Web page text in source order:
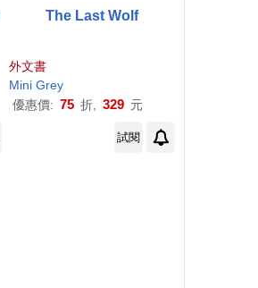
The Last Wolf
外文書
Mini Grey
優惠價: 75 折, 329 元
試閱